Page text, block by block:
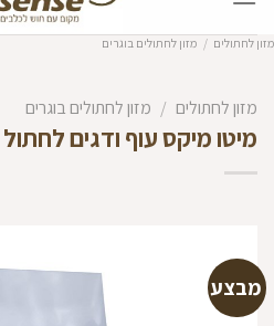
מזון לחתולים / מזון לחתולים בוגרים
מזון לחתולים / מזון לחתולים בוגרים
מיטו מיקס עוף ודגים לחתול 15 קג
מבצע